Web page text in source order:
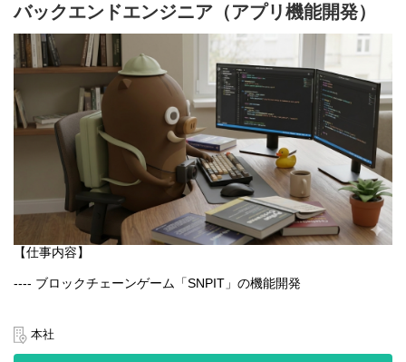
【業務内容】
- Webアプリケーションの設計・開発・運用
- GCPを用いたシステム構築・改善
- チーム内外との連携による新機能の企画・実装
- パフォーマンス・セキュリティ・可用性の最適化
バックエンドエンジニア（アプリ機能開発）
【仕事内容】
---- ブロックチェーンゲーム「SNPIT」の機能開発
通じ、プロダクトの改善と新機能の実装を一貫して担当いただく
ポジションです。
本社